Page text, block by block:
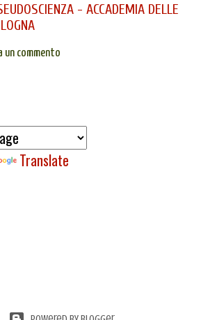
- ACCADEMIA DELLE
un commento
Translate